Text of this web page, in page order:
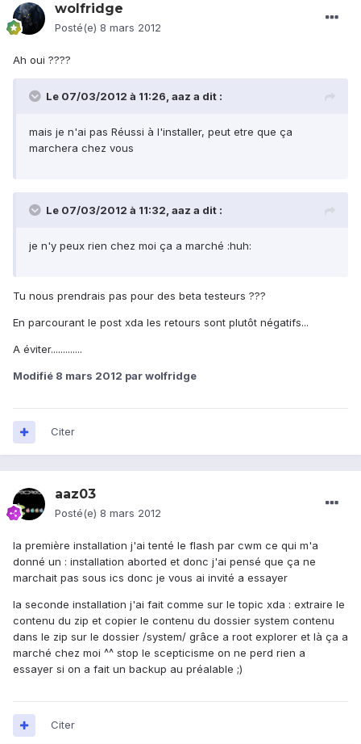
wolfridge
Posté(e) 8 mars 2012
Ah oui ????
Le 07/03/2012 à 11:26, aaz a dit :
mais je n'ai pas Réussi à l'installer, peut etre que ça
marchera chez vous
Le 07/03/2012 à 11:32, aaz a dit :
je n'y peux rien chez moi ça a marché :huh:
Tu nous prendrais pas pour des beta testeurs ???
En parcourant le post xda les retours sont plutôt négatifs...
A éviter.............
Modifié 8 mars 2012 par wolfridge
Citer
aaz03
Posté(e) 8 mars 2012
la première installation j'ai tenté le flash par cwm ce qui m'a
donné un : installation aborted et donc j'ai pensé que ça ne
marchait pas sous ics donc je vous ai invité a essayer
la seconde installation j'ai fait comme sur le topic xda : extraire le
contenu du zip et copier le contenu du dossier system contenu
dans le zip sur le dossier /system/ grâce a root explorer et là ça a
marché chez moi ^^ stop le scepticisme on ne perd rien a
essayer si on a fait un backup au préalable ;)
Citer